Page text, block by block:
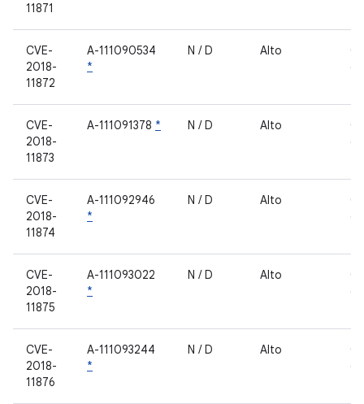
11871
CVE-
2018-
11872
A-111090534
*
N / D Alto
CVE-
2018-
11873
A-111091378 * N / D Alto
CVE-
2018-
11874
A-111092946
*
N / D Alto
CVE-
2018-
11875
A-111093022
*
N / D Alto
CVE-
2018-
11876
A-111093244
*
N / D Alto